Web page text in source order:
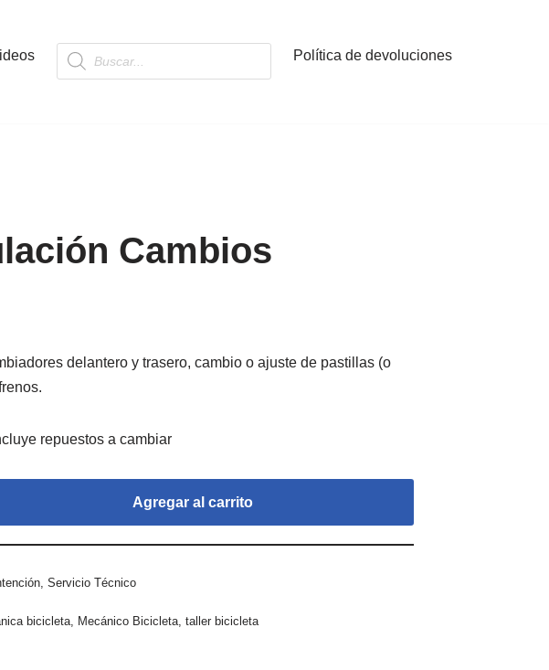
Política de devoluciones
Cambios
delantero y trasero, cambio o ajuste de pastillas (o
repuestos a cambiar
Agregar al carrito
,Servicio Técnico
bicicleta Mecánico Bicicleta ,taller bicicleta